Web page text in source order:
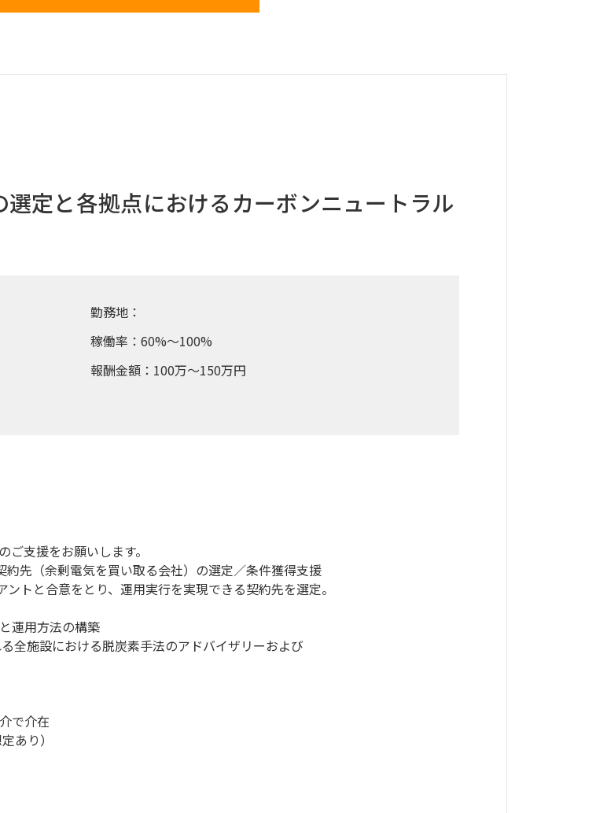
定と各拠点におけるカーボンニュートラル
勤務地：
稼働率：60%～100%
報酬金額：100万～150万円
支援をお願いします。
先（余剰電気を買い取る会社）の選定／条件獲得支援
トと合意をとり、運用実行を実現できる契約先を選定。
運用方法の構築
全施設における脱炭素手法のアドバイザリーおよび
で介在
あり）